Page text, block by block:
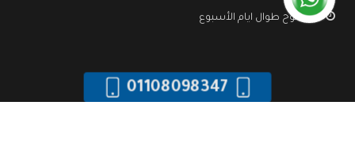
مفتوح طوال ايام الأسبوع
01108098347